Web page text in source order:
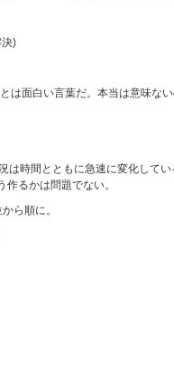
)
は面白い言葉だ。本当は意味な
は時間とともに急速に変化して
るかは問題でない。
ら順に。